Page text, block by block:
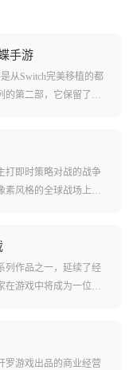
手游
从Switch完美移植的都
第二部，它保留了前
绿茶，这次还引入了
你带来更丰富的配方。
打即时策略对战的战争
风格的全球战场上，
四大模式下的海量挑
列作品之一，延续了经
游戏中将成为一位美
立假期，还可以购买
商店。玩家需要为客户
罗游戏出品的商业经营